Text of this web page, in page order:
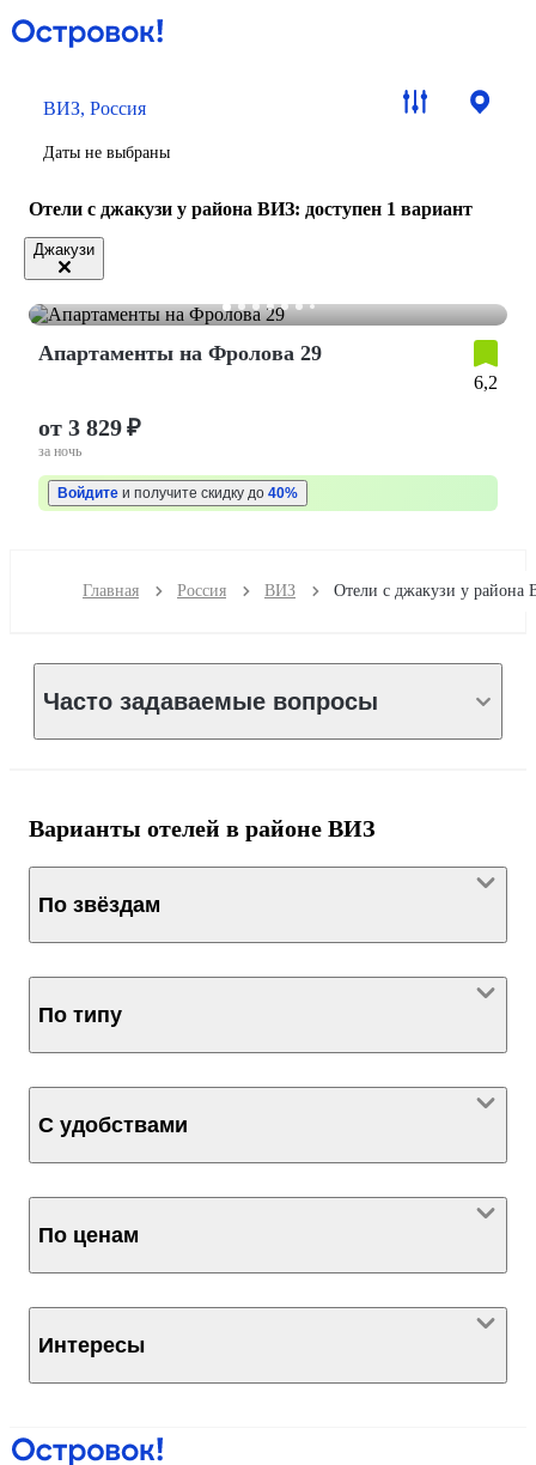
ВИЗ, Россия
Даты не выбраны
Отели с джакузи у района ВИЗ: доступен 1 вариант
Джакузи
Апартаменты на Фролова 29
6,2
от 3 829 ₽
за ночь
Войдите и получите скидку до 40%
Главная Россия ВИЗ
Часто задаваемые вопросы
Варианты отелей в районе ВИЗ
По звёздам
По типу
С удобствами
По ценам
Интересы